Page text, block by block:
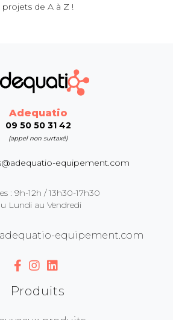
projets de A à Z !
Adequatio
09 50 50 31 42
(appel non surtaxé)
equipement.com
: 9h-12h / 13h30-17h30
Lundi au Vendredi
Produits